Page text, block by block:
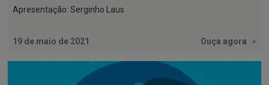
Apresentação: Serginho Laus
19 de maio de 2021 Ouça agora >